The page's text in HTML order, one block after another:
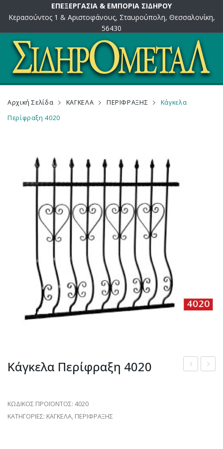
ΕΠΕΞΕΡΓΑΣΙΑ & ΕΜΠΟΡΙΑ ΣΙΔΗΡΟΥ
Κερασούντος 1 & Αριστοφάνους, Σταυρούπολη, Θεσσαλονίκη,
56430
Αρχική Σελίδα ΚΑΓΚΕΛΑ ΠΕΡΙΦΡΑΞΗΣ
Κάγκελα
Περίφραξη 4020
Κάγκελα Περίφραξη 4020
ΚΩΔΙΚΟΣ ΠΡΟΪΟΝΤΟΣ: 4020
ΚΑΤΗΓΟΡΙΕΣ: ΚΑΓΚΕΛΑ, ΠΕΡΙΦΡΑΞΗΣ